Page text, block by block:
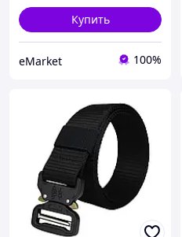
Купить
eMarket 100%